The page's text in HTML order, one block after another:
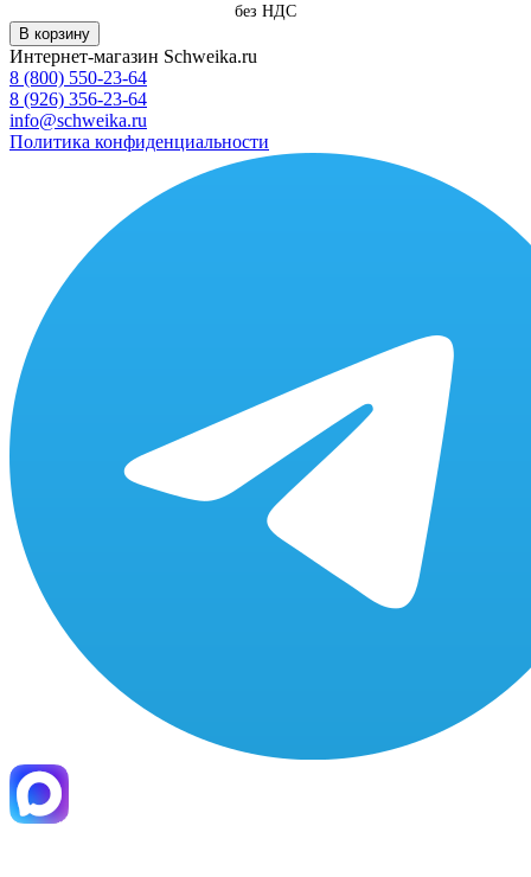
без НДС
В корзину
Интернет-магазин Schweika.ru
8 (800) 550-23-64
8 (926) 356-23-64
info@schweika.ru
Политика конфиденциальности